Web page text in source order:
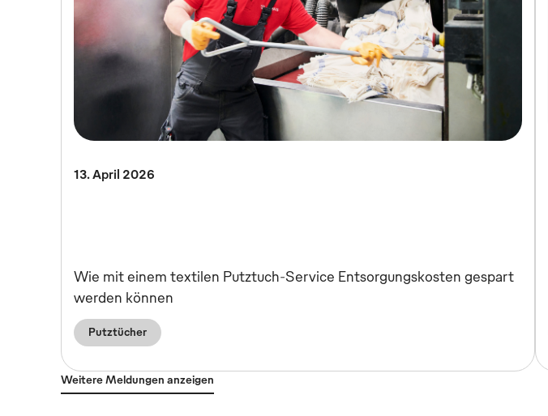
13. April 2026
Wie mit einem textilen Putztuch-Service Entsorgungskosten gespart
werden können
Putztücher
Weitere Meldungen anzeigen